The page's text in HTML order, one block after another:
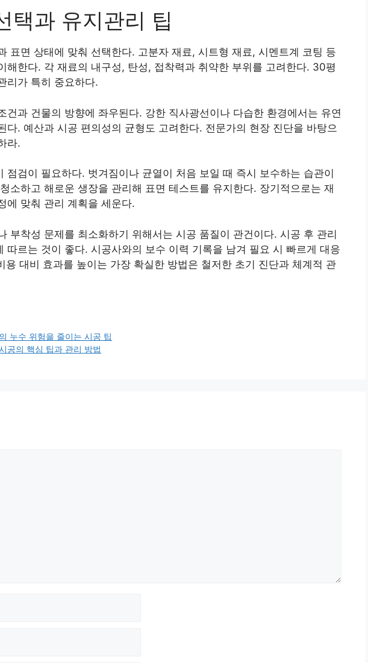
택과 유지관리 팁
표면 상태에 맞춰 선택한다. 고분자 재료, 시트형 재료, 시멘트계 코팅 등
해한다. 각 재료의 내구성, 탄성, 접착력과 취약한 부위를 고려한다. 30평
리가 특히 중요하다.
건과 건물의 방향에 좌우된다. 강한 직사광선이나 다습한 환경에서는 유연
다. 예산과 시공 편의성의 균형도 고려한다. 전문가의 현장 진단을 바탕으
라.
점검이 필요하다. 벗겨짐이나 균열이 처음 보일 때 즉시 보수하는 습관이
소하고 해로운 생장을 관리해 표면 테스트를 유지한다. 장기적으로는 재
에 맞춰 관리 계획을 세운다.
부착성 문제를 최소화하기 위해서는 시공 품질이 관건이다. 시공 후 관리
따르는 것이 좋다. 시공사와의 보수 이력 기록을 남겨 필요 시 빠르게 대응
용 대비 효과를 높이는 가장 확실한 방법은 철저한 초기 진단과 체계적 관
누수 위험을 줄이는 시공 팁
공의 핵심 팁과 관리 방법